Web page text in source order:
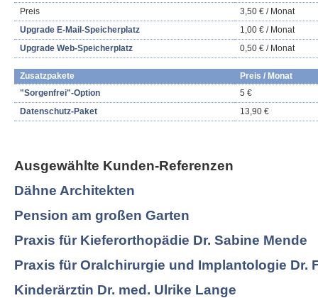
Preis
3,50 € / Monat
Upgrade E-Mail-Speicherplatz
1,00 € / Monat
Upgrade Web-Speicherplatz
0,50 € / Monat
Zusatzpakete
Preis / Monat
"Sorgenfrei"-Option
5 €
Datenschutz-Paket
13,90 €
Ausgewählte Kunden-Referenzen
Dähne Architekten
Pension am großen Garten
Praxis für Kieferorthopädie Dr. Sabine Mende
Praxis für Oralchirurgie und Implantologie Dr.
Kinderärztin Dr. med. Ulrike Lange